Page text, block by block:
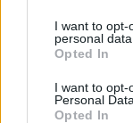
I want to opt-
personal data.
Opted In
I want to opt-
Personal Data.
Opted In